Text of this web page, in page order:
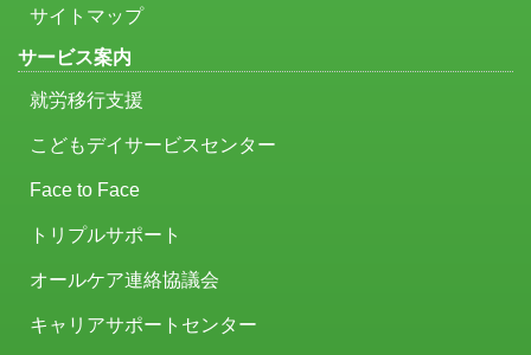
サイトマップ
サービス案内
就労移行支援
こどもデイサービスセンター
Face to Face
トリプルサポート
オールケア連絡協議会
キャリアサポートセンター